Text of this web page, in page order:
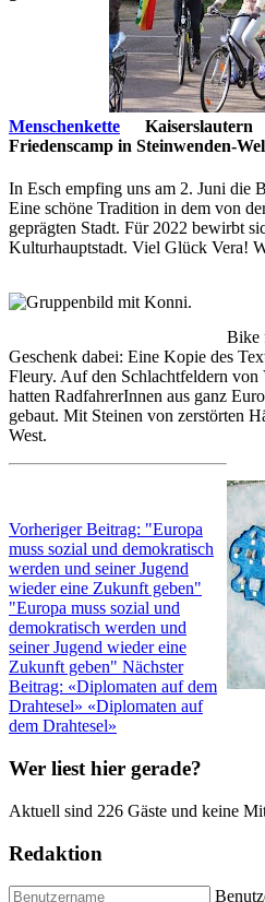
Menschenkette
Friedenscamp in Steinwenden-
In Esch empfing uns am 2. Juni die
Eine schöne Tradition in dem von
geprägten Stadt. Für 2022 bewirbt
Kulturhauptstadt. Viel Glück Vera!
Bike
Geschenk dabei: Eine Kopie des
Fleury. Auf den Schlachtfeldern von
hatten RadfahrerInnen aus ganz
gebaut. Mit Steinen von zerstörten
West.
Vorheriger Beitrag: "Europa
muss sozial und demokratisch
werden und seiner Jugend
wieder eine Zukunft geben"
"Europa muss sozial und
demokratisch werden und
seiner Jugend wieder eine
Zukunft geben" Nächster
Beitrag: «Diplomaten auf dem
Drahtesel» «Diplomaten auf
dem Drahtesel»
Wer liest hier gerade?
Aktuell sind 226 Gäste und keine
Redaktion